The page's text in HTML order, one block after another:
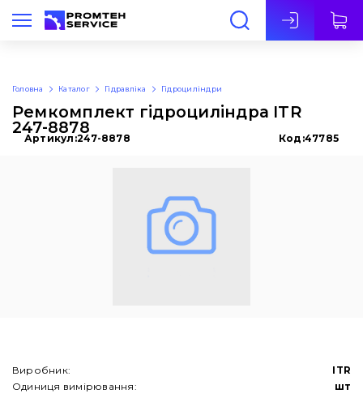
Укр
Головна Каталог Гідравліка Гідроциліндри
Ремкомплект гідроциліндра ITR
247-8878
Артикул:247-8878 Код:47785
Виробник:
ITR
Одиниця вимірювання:
шт